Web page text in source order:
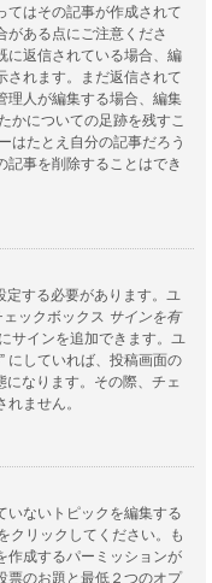
てはその記事が作成されて
がある点にご注意くださ
に返信されている場合、編
されます。まだ返信されて
理人が編集する場合、編集
かについての足跡を残すこ
はたとえ自分の記事だろう
記事を削除することはでき
する必要があります。ユ
ックボックス サインを有
サインを追加できます。ユ
にしていれば、投稿画面の
になります。その際、チェ
ません。
いないトピックを編集する
クリックしてください。も
作成するパーミッションが
票のお題と最低２つのオプ